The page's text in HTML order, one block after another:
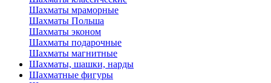
Шахматы мраморные
Шахматы Польша
Шахматы эконом
Шахматы подарочные
Шахматы магнитные
Шахматы, шашки, нарды
Шахматные фигуры